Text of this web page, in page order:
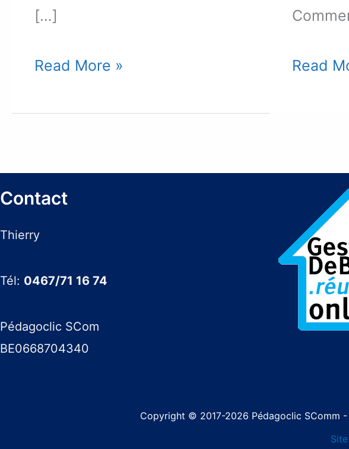
[…]
Test:
vous
profil
de
l’entrepreneur?
Read More »
Testez
Read
Contact
Thierry
Tél: 0467/71 16 74
Pédagoclic SCom
BE0668704340
Copyright © 2017-2026 Pédagoclic SComm